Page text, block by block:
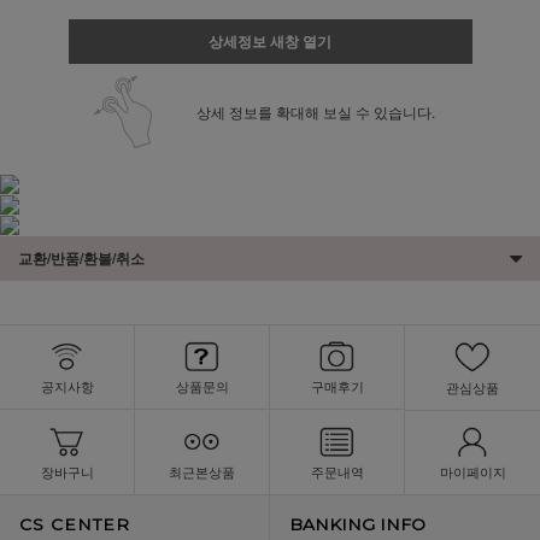
상세정보 새창 열기
상세 정보를 확대해 보실 수 있습니다.
교환/반품/환불/취소
공지사항 상품문의 구매후기 관심상품
장바구니 최근본상품 주문내역 마이페이지
CS CENTER BANKING INFO